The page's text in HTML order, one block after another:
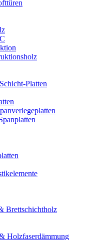
Platten
Brettschichtholz
Holzfaserdämmung